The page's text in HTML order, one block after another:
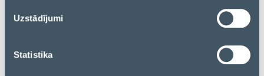
pārvaldīt savu izvēli vai atteikties no sīkdatnēm, lūdzu,
Uzstādījumi
Statistika